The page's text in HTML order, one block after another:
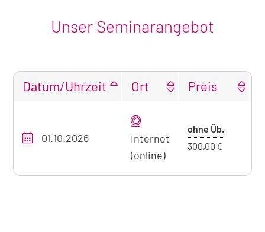
Unser Seminarangebot
unseres
zum
Datum/Uhrzeit Ort Preis
01.10.2026
Internet
(online)
ohne Üb.
300,00 €